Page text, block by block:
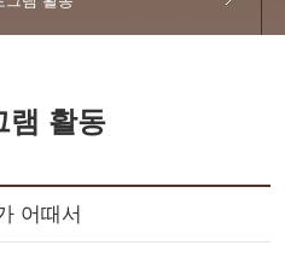
램 활동
어때서